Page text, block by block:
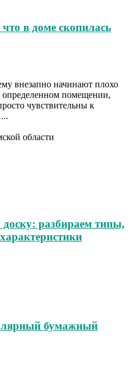
в доме скопилась
внезапно начинают плохо
определенном помещении,
чувствительны к
области
разбираем типы,
бумажный